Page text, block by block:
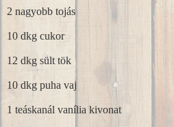
2 nagyobb tojás
10 dkg cukor
12 dkg sült tök
10 dkg puha vaj
1 teáskanál vanília kivonat